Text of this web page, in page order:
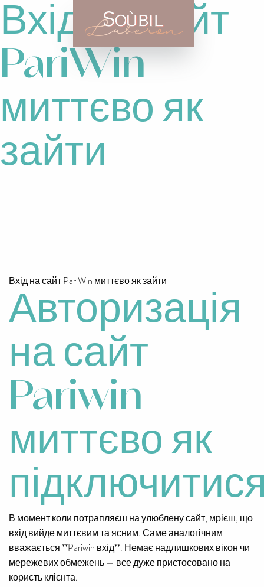
Вхід на сайт
PariWin
миттєво як
зайти
Вхід на сайт PariWin миттєво як зайти
Авторизація
на сайт
Pariwin
миттєво як
В момент коли потрапляєш на улюблену сайт, мрієш, що
вхід вийде миттєвим та ясним. Саме аналогічним
вважається **Pariwin вхід**. Немає надлишкових вікон чи
мережевих обмежень — все дуже пристосовано на
користь клієнта.